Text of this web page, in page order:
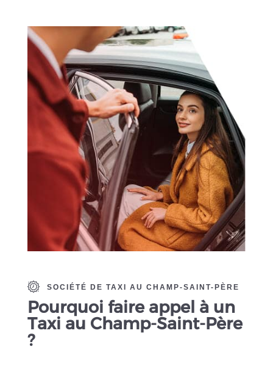
SOCIÉTÉ DE TAXI AU CHAMP-SAINT-PÈRE
Pourquoi faire appel à un
Taxi au Champ-Saint-Père
?